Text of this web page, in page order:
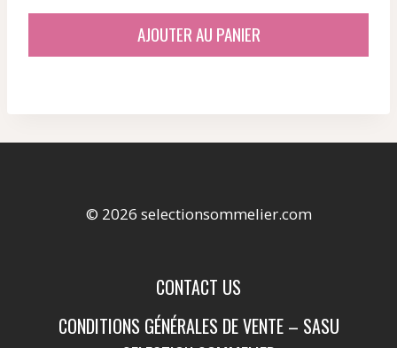
AJOUTER AU PANIER
© 2026 selectionsommelier.com
CONTACT US
CONDITIONS GÉNÉRALES DE VENTE – SASU